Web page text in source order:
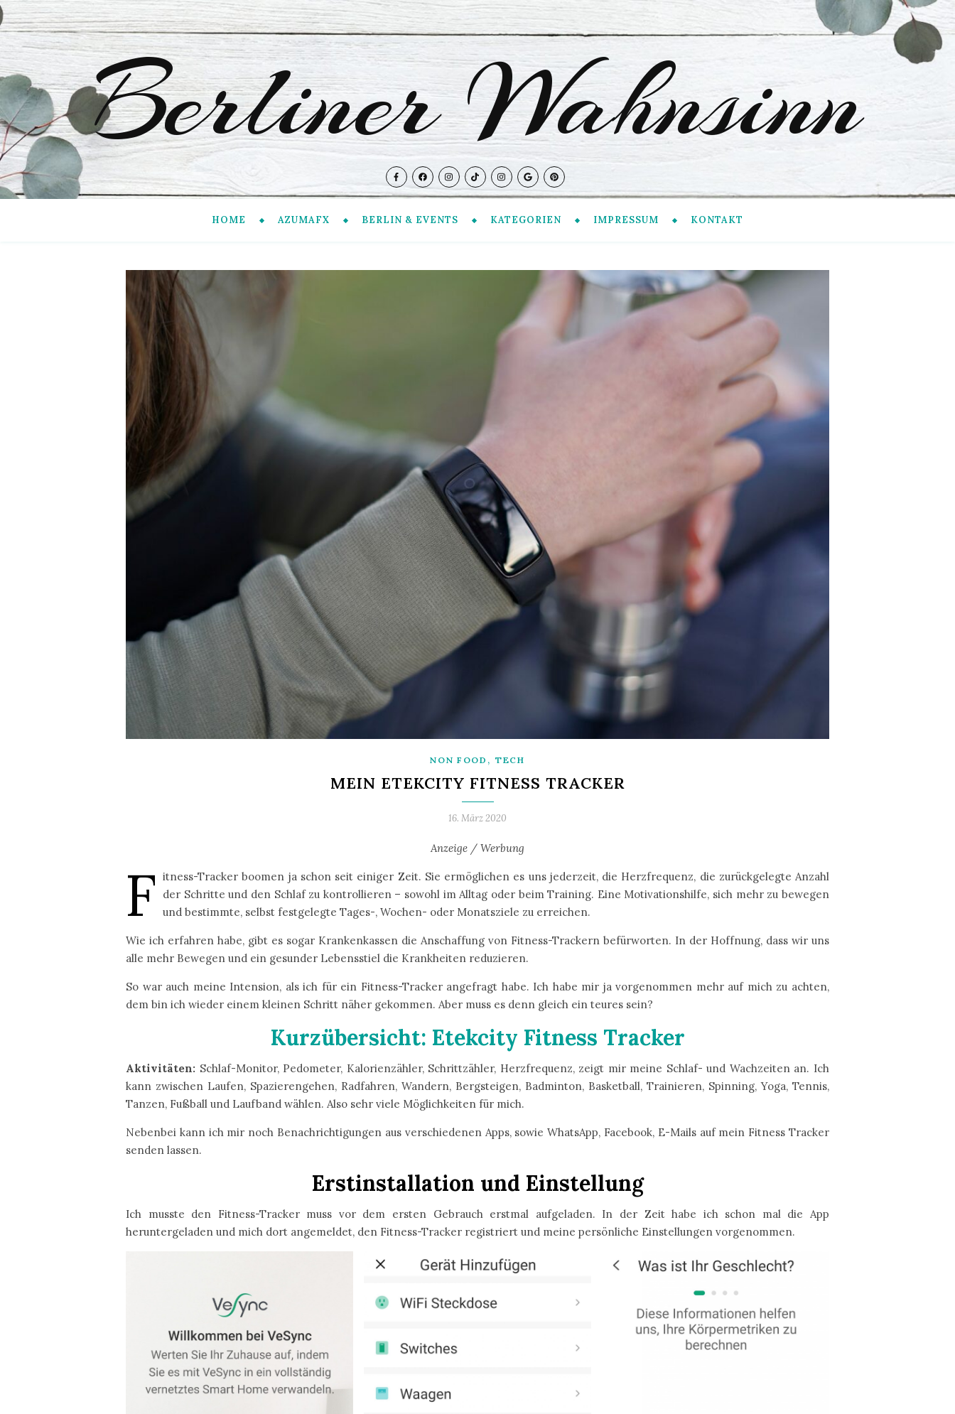
Berliner Wahnsinn
HOME AZUMAFX BERLIN & EVENTS KATEGORIEN IMPRESSUM KONTAKT
NON FOOD , TECH
MEIN ETEKCITY FITNESS TRACKER
16. März 2020
Anzeige / Werbung
F itness-Tracker boomen ja schon seit einiger Zeit. Sie ermöglichen es uns jederzeit, die Herzfrequenz, die zurückgelegte Anzahl
der Schritte und den Schlaf zu kontrollieren – sowohl im Alltag oder beim Training. Eine Motivationshilfe, sich mehr zu bewegen
und bestimmte, selbst festgelegte Tages-, Wochen- oder Monatsziele zu erreichen.
Wie ich erfahren habe, gibt es sogar Krankenkassen die Anschaffung von Fitness-Trackern befürworten. In der Hoffnung, dass wir uns
alle mehr Bewegen und ein gesunder Lebensstiel die Krankheiten reduzieren.
So war auch meine Intension, als ich für ein Fitness-Tracker angefragt habe. Ich habe mir ja vorgenommen mehr auf mich zu achten,
dem bin ich wieder einem kleinen Schritt näher gekommen. Aber muss es denn gleich ein teures sein?
Kurzübersicht: Etekcity Fitness Tracker
Aktivitäten: Schlaf-Monitor, Pedometer, Kalorienzähler, Schrittzähler, Herzfrequenz, zeigt mir meine Schlaf- und Wachzeiten an. Ich
kann zwischen Laufen, Spazierengehen, Radfahren, Wandern, Bergsteigen, Badminton, Basketball, Trainieren, Spinning, Yoga, Tennis,
Tanzen, Fußball und Laufband wählen. Also sehr viele Möglichkeiten für mich.
Nebenbei kann ich mir noch Benachrichtigungen aus verschiedenen Apps, sowie WhatsApp, Facebook, E-Mails auf mein Fitness Tracker
senden lassen.
Erstinstallation und Einstellung
Ich musste den Fitness-Tracker muss vor dem ersten Gebrauch erstmal aufgeladen. In der Zeit habe ich schon mal die App
heruntergeladen und mich dort angemeldet, den Fitness-Tracker registriert und meine persönliche Einstellungen vorgenommen.